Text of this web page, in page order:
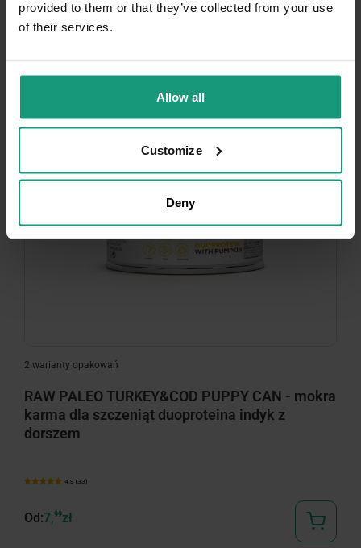
provided to them or that they’ve collected from your use
of their services.
Allow all
Customize
Deny
2 warianty opakowań
RAW PALEO TURKEY&COD PUPPY CAN - mokra
karma dla szczeniąt duoproteina indyk z
dorszem
4.9 (33)
Od:7,99zł